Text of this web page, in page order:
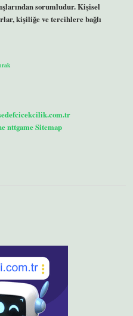
sorumludur. Kişisel
kişiliğe ve tercihlere bağlı
nttgameSitemap